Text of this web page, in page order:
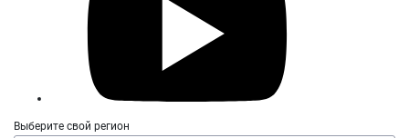
Выберите свой регион